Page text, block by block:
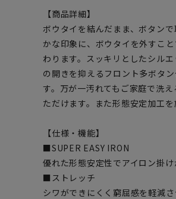
【商品詳細】
ボウタイを結んだまま、ボタン
かな印象に、ボウタイを外すこ
わります。スッキリとしたシル
の開きを抑えるフロント多ボタ
す。万が一汚れてもご家庭で洗
ただけます。また形態安定加工
【仕様・機能】
■SUPER EASY IRON
優れた形態安定性でアイロン掛け
■ストレッチ
シワができにくく窮屈感を軽減